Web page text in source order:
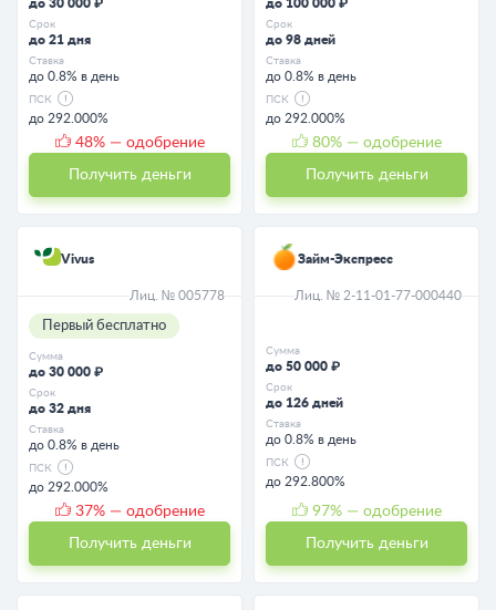
до 30 000 ₽
Срок
до 21 дня
Ставка
до 0.8% в день
ПСК
до 292.000%
48% — одобрение
Получить деньги
до 100 000 ₽
Срок
до 98 дней
Ставка
до 0.8% в день
ПСК
до 292.000%
80% — одобрение
Получить деньги
Vivus
Лиц. № 005778
Первый бесплатно
Сумма
до 30 000 ₽
Срок
до 32 дня
Ставка
до 0.8% в день
ПСК
до 292.000%
37% — одобрение
Получить деньги
Займ-Экспресс
Лиц. № 2-11-01-77-000440
Сумма
до 50 000 ₽
Срок
до 126 дней
Ставка
до 0.8% в день
ПСК
до 292.800%
97% — одобрение
Получить деньги